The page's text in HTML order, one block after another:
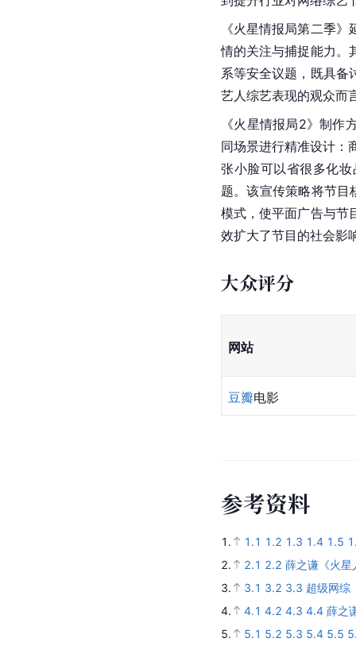
《火星情报局第二季
情的关注与捕捉能力。
系等安全议题，既具备
艺人综艺表现的观众而
《火星情报局2》制作
同场景进行精准设计：
张小脸可以省很多化
题。该宣传策略将节
模式，使平面广告与节
效扩大了节目的社会影
大众评分
网站
豆瓣电影
参考资料
1. 1.1 1.2 1.3 1.4 1.5
2.
2.1 2.2 薛之谦《火星
3.
3.1 3.2 3.3 超级网综
4.
4.1 4.2 4.3 4.4 薛之
5.
5.1 5.2 5.3 5.4 5.5